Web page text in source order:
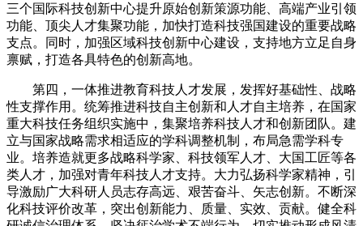
三个国际科技创新中心提升原始创新策源功能、高端产业引领
功能、顶尖人才集聚功能，加快打造科技强国建设的重要战略
支点。同时，加强区域科技创新中心建设，支持地方立足自身
禀赋，打造各具特色的创新高地。
第四，一体推进教育科技人才发展，发挥好基础性、战略
性支撑作用。统筹推进科技自主创新和人才自主培养，在国家
重大科技任务组织实施中，集聚培养科技人才和创新团队。建
立与国家战略需求相适应的学科调整机制，布局急需学科专
业。培养造就更多战略科学家、科技领军人才、大国工匠等各
类人才，加强对青年科技人才支持。大力弘扬科学家精神，引
导激励广大科研人员志存高远、艰苦奋斗、矢志创新。不断深
化科技评价改革，突出创新能力、质量、实效、贡献。健全科